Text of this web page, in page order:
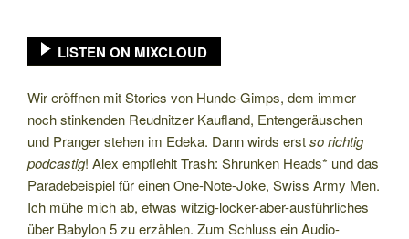
LISTEN ON MIXCLOUD
Wir eröffnen mit Stories von Hunde-Gimps, dem immer
noch stinkenden Reudnitzer Kaufland, Entengeräuschen
und Pranger stehen im Edeka. Dann wirds erstso richtig
podcastig! Alex empfiehlt Trash: Shrunken Heads* und das
Paradebeispiel für einen One-Note-Joke, Swiss Army Men.
Ich mühe mich ab, etwas witzig-locker-aber-ausführliches
über Babylon 5 zu erzählen. Zum Schluss ein Audio-